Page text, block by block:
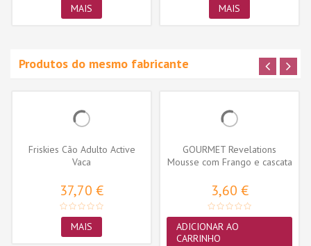
MAIS MAIS
Produtos do mesmo fabricante
Friskies Cão Adulto Active
Vaca
37,70 €
MAIS
GOURMET Revelations
Mousse com Frango e cascata
3,60 €
ADICIONAR AO
CARRINHO